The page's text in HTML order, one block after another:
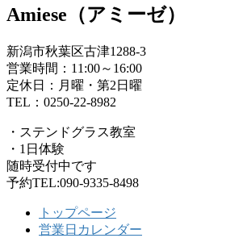
Amiese（アミーゼ）
新潟市秋葉区古津1288-3
営業時間：11:00～16:00
定休日：月曜・第2日曜
TEL：0250-22-8982
・ステンドグラス教室
・1日体験
随時受付中です
予約TEL:090-9335-8498
トップページ
営業日カレンダー